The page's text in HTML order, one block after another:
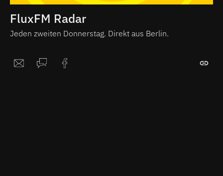
FluxFM Radar
Jeden zweiten Donnerstag. Direkt aus Berlin.